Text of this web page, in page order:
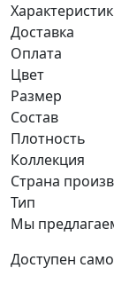
Доставка
Оплата
Цвет
Размер
Состав
Плотность
Коллекция
Страна
Тип
Мы
Доступен